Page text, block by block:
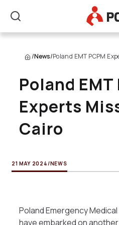
Search
Main
/News/Poland EMT PCPM
Poland EMT
Experts
Cairo
21 MAY 2024 /NEWS
Poland Emergency
have embarked on